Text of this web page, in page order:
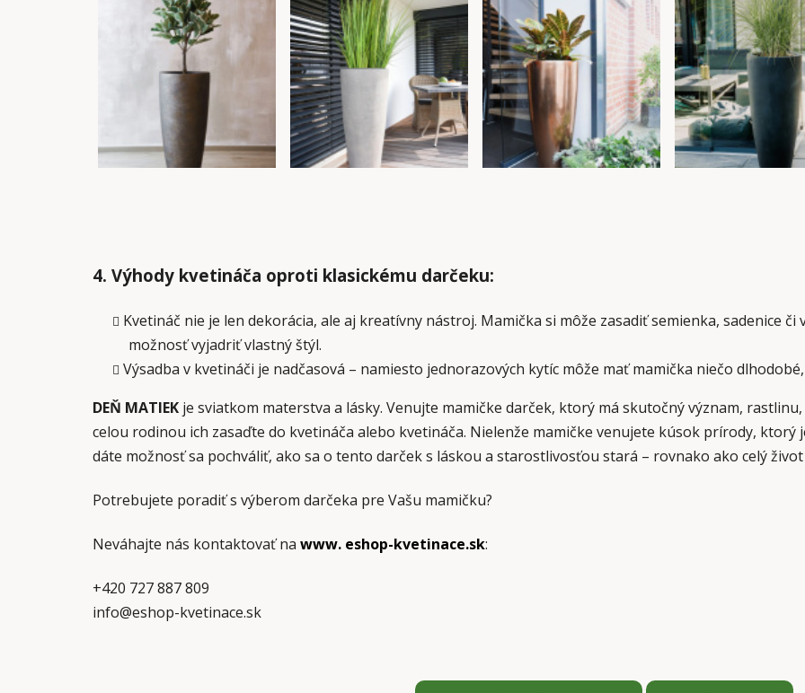
4. Výhody kvetináča oproti klasickému darčeku:
Kvetináč nie je len dekorácia, ale aj kreatívny nástroj. Mamička si môže zasadiť semienka, sadenice
možnosť vyjadriť vlastný štýl.
Výsadba v kvetináči je nadčasová – namiesto jednorazových kytíc môže mať mamička niečo
DEŇ MATIEK je sviatkom materstva a lásky. Venujte mamičke darček, ktorý má skutočný význam,
celou rodinou ich zasaďte do kvetináča alebo kvetináča. Nielenže mamičke venujete kúsok prírody,
dáte možnosť sa pochváliť, ako sa o tento darček s láskou a starostlivosťou stará – rovnako ako celý
Potrebujete poradiť s výberom darčeka pre Vašu mamičku?
Neváhajte nás kontaktovať na www. eshop-kvetinace.sk:
+420 727 887 809
info@eshop-kvetinace.sk